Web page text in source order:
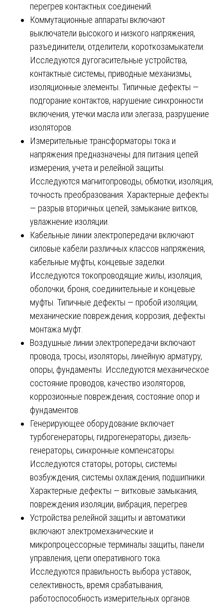
перегрев контактных соединений.
Коммутационные аппараты включают
выключатели высокого и низкого напряжения,
разъединители, отделители, короткозамыкатели.
Исследуются дугогасительные устройства,
контактные системы, приводные механизмы,
изоляционные элементы. Типичные дефекты —
подгорание контактов, нарушение синхронности
включения, утечки масла или элегаза, разрушение
изоляторов.
Измерительные трансформаторы тока и
напряжения предназначены для питания цепей
измерения, учета и релейной защиты.
Исследуются магнитопроводы, обмотки, изоляция,
точность преобразования. Характерные дефекты
— разрыв вторичных цепей, замыкание витков,
увлажнение изоляции.
Кабельные линии электропередачи включают
силовые кабели различных классов напряжения,
кабельные муфты, концевые заделки.
Исследуются токопроводящие жилы, изоляция,
оболочки, броня, соединительные и концевые
муфты. Типичные дефекты — пробой изоляции,
механические повреждения, коррозия, дефекты
монтажа муфт.
Воздушные линии электропередачи включают
провода, тросы, изоляторы, линейную арматуру,
опоры, фундаменты. Исследуются механическое
состояние проводов, качество изоляторов,
коррозионные повреждения, состояние опор и
фундаментов.
Генерирующее оборудование включает
турбогенераторы, гидрогенераторы, дизель-
генераторы, синхронные компенсаторы.
Исследуются статоры, роторы, системы
возбуждения, системы охлаждения, подшипники.
Характерные дефекты — витковые замыкания,
повреждения изоляции, вибрация, перегрев.
Устройства релейной защиты и автоматики
включают электромеханические и
микропроцессорные терминалы защиты, панели
управления, цепи оперативного тока.
Исследуются правильность выбора уставок,
селективность, время срабатывания,
работоспособность измерительных органов.